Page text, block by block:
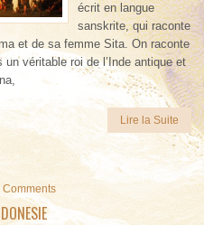
écrit en langue
sanskrite, qui raconte
et de sa femme Sita. On raconte
un véritable roi de l’Inde antique et
Lire la Suite
Comments